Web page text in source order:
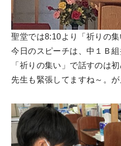
聖堂では8:10より「祈りの集
今日のスピーチは、中１Ｂ組
「祈りの集い」で話すのは
先生も緊張してますね～。が